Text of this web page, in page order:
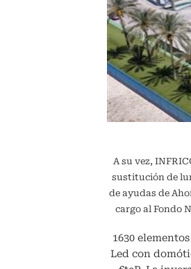
A su vez,
sustitución de
de ayudas de
cargo al Fondo
1630
Led con